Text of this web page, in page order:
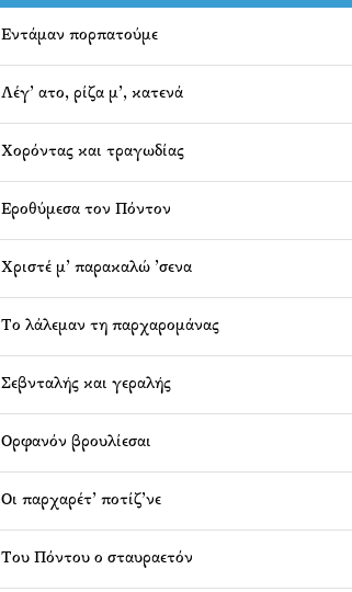
Εντάμαν πορπατούμε
Λέγ’ ατο, ρίζα μ’, κατενά
Χορόντας και τραγωδίας
Εροθύμεσα τον Πόντον
Χριστέ μ’ παρακαλώ ’σενα
Το λάλεμαν τη παρχαρομάνας
Σεβνταλής και γεραλής
Ορφανόν βρουλίεσαι
Οι παρχαρέτ’ ποτίζ’νε
Του Πόντου ο σταυραετόν